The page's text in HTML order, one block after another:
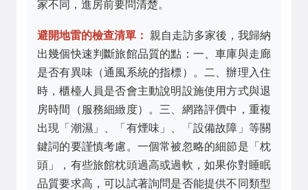
家不同，進房前要問清楚。
避開地雷的檢查清單：
親自走訪多家後，我歸納
出幾個快速判斷旅館品質的點：一、車庫與走廊
是否有異味（通風系統的指標）。二、辦理入住
時，櫃檯人員是否會主動說明設施使用方式與退
房時間（服務細緻度）。三、網路評價中，重複
出現「潮濕」、「有煙味」、「設備故障」等關
鍵詞的要謹慎考慮。一個常被忽略的細節是「枕
頭」，有些旅館枕頭過高或過軟，如果你對睡眠
品質要求高，可以試著詢問是否能提供不同類型